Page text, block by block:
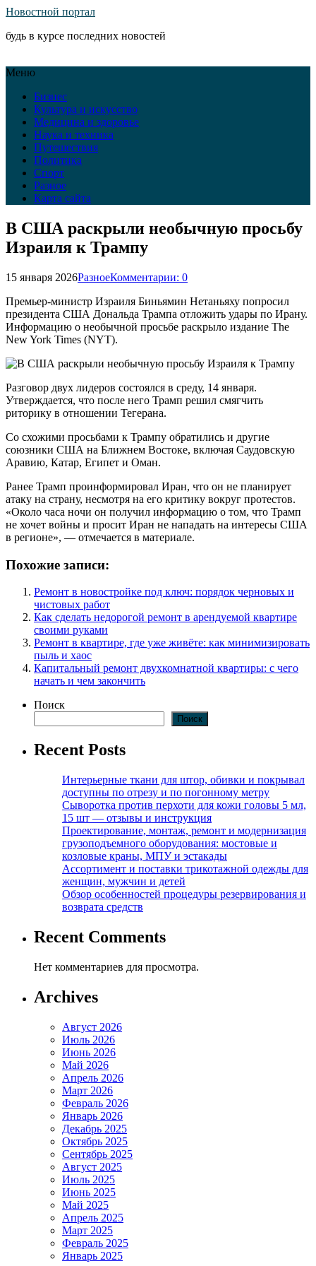
Новостной портал
будь в курсе последних новостей
Меню
Бизнес
Культура и искусство
Медицина и здоровье
Наука и техника
Путешествия
Политика
Спорт
Разное
Карта сайта
В США раскрыли необычную просьбу
Израиля к Трампу
15 января 2026РазноеКомментарии: 0
Премьер-министр Израиля Биньямин Нетаньяху попросил
президента США Дональда Трампа отложить удары по Ирану.
Информацию о необычной просьбе раскрыло издание The
New York Times (NYT).
Разговор двух лидеров состоялся в среду, 14 января.
Утверждается, что после него Трамп решил смягчить
риторику в отношении Тегерана.
Со схожими просьбами к Трампу обратились и другие
союзники США на Ближнем Востоке, включая Саудовскую
Аравию, Катар, Египет и Оман.
Ранее Трамп проинформировал Иран, что он не планирует
атаку на страну, несмотря на его критику вокруг протестов.
«Около часа ночи он получил информацию о том, что Трамп
не хочет войны и просит Иран не нападать на интересы США
в регионе», — отмечается в материале.
Похожие записи:
Ремонт в новостройке под ключ: порядок черновых и
чистовых работ
Как сделать недорогой ремонт в арендуемой квартире
своими руками
Ремонт в квартире, где уже живёте: как минимизировать
пыль и хаос
Капитальный ремонт двухкомнатной квартиры: с чего
начать и чем закончить
Поиск
Поиск
Recent Posts
Интерьерные ткани для штор, обивки и покрывал
доступны по отрезу и по погонному метру
Сыворотка против перхоти для кожи головы 5 мл,
15 шт — отзывы и инструкция
Проектирование, монтаж, ремонт и модернизация
грузоподъемного оборудования: мостовые и
козловые краны, МПУ и эстакады
Ассортимент и поставки трикотажной одежды для
женщин, мужчин и детей
Обзор особенностей процедуры резервирования и
возврата средств
Recent Comments
Нет комментариев для просмотра.
Archives
Август 2026
Июль 2026
Июнь 2026
Май 2026
Апрель 2026
Март 2026
Февраль 2026
Январь 2026
Декабрь 2025
Октябрь 2025
Сентябрь 2025
Август 2025
Июль 2025
Июнь 2025
Май 2025
Апрель 2025
Март 2025
Февраль 2025
Январь 2025